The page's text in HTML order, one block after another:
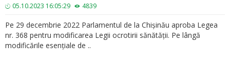
05.10.2023 16:05:29 4839
Pe 29 decembrie 2022 Parlamentul de la Chișinău aproba Legea
nr. 368 pentru modificarea Legii ocrotirii sănătății. Pe lângă
modificările esențiale de ..